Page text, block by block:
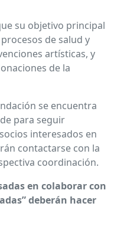
su objetivo principal
de salud y
artísticas, y
de la
se encuentra
para seguir
interesados en
contactarse con la
coordinación.
en colaborar con
deberán hacer